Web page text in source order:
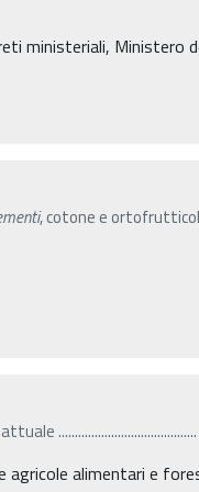
ministeriali, Ministero
, cotone e
..........................................
agricole alimentari e